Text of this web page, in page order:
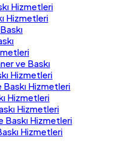
Hizmetleri
Hizmetleri
ve Baskı
Hizmetleri
Baskı Hizmetleri
Hizmetleri
Hizmetleri
Baskı Hizmetleri
Hizmetleri